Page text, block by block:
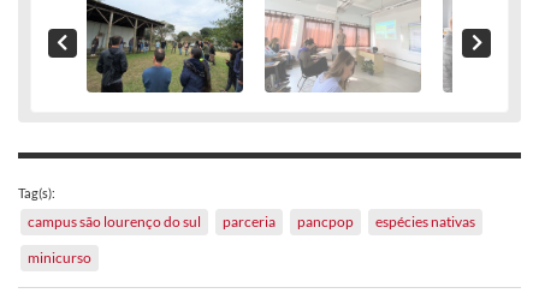
Tag(s):
campus são lourenço do sul parceria pancpop
espécies nativas
minicurso